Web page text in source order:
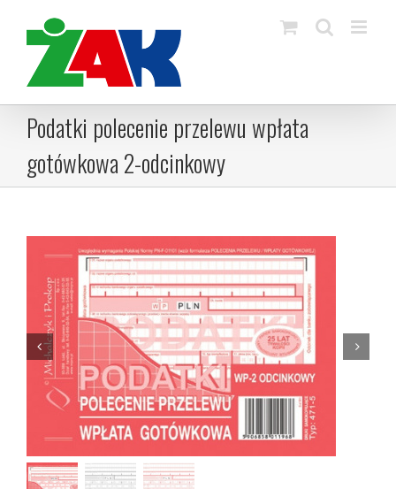
content
Podatki polecenie przelewu wpłata
gotówkowa 2-odcinkowy
 